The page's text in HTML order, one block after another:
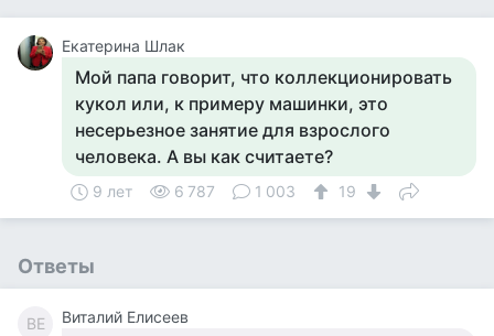
Екатерина Шлак
Мой папа говорит, что коллекционировать
кукол или, к примеру машинки, это
несерьезное занятие для взрослого
человека. А вы как считаете?
9 лет 6 787 1 003 19
Ответы
ВЕ Виталий Елисеев